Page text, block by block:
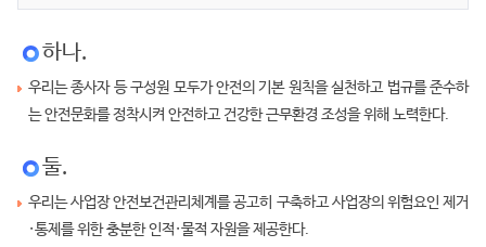
하나.
우리는 종사자 등 구성원 모두가 안전의 기본 원칙을 실천하고 법규를 준수하
는 안전문화를 정착시켜 안전하고 건강한 근무환경 조성을 위해 노력한다.
둘.
우리는 사업장 안전보건관리체계를 공고히 구축하고 사업장의 위험요인 제거
·통제를 위한 충분한 인적·물적 자원을 제공한다.